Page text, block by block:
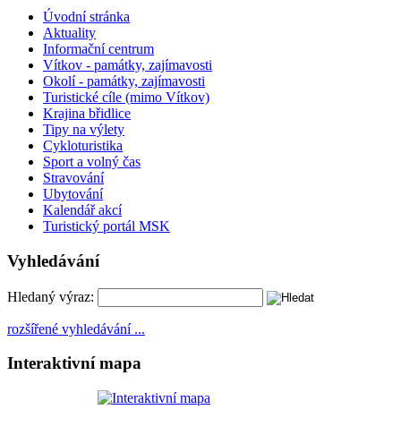
Úvodní stránka
Aktuality
Informační centrum
Vítkov - památky, zajímavosti
Okolí - památky, zajímavosti
Turistické cíle (mimo Vítkov)
Krajina břidlice
Tipy na výlety
Cykloturistika
Sport a volný čas
Stravování
Ubytování
Kalendář akcí
Turistický portál MSK
Vyhledávání
Hledaný výraz:
rozšířené vyhledávání ...
Interaktivní mapa